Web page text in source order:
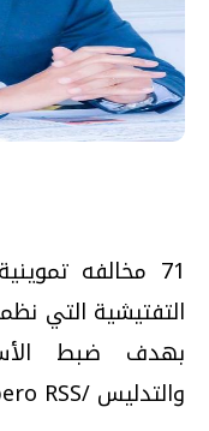
71 مخالفه
التفتيشية التي
بهدف ضبط
والتدليس /Maspero RSS